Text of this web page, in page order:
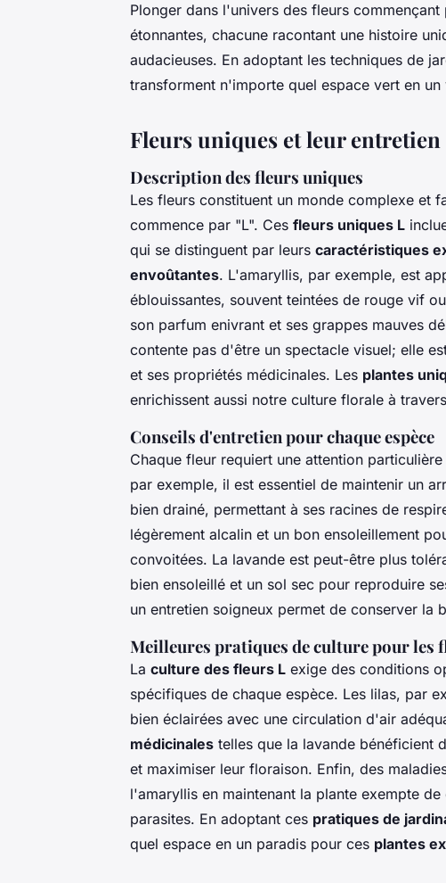
Plonger dans l'univers des fleurs commençant
étonnantes, chacune racontant une histoire
audacieuses. En adoptant les techniques de
transforment n'importe quel espace vert en
Fleurs uniques et leur entretien
Description des fleurs uniques
Les fleurs constituent un monde complexe et
commence par "L". Ces fleurs uniques L
qui se distinguent par leurs caractéristiques
envoûtantes. L'amaryllis, par exemple, est
éblouissantes, souvent teintées de rouge vif
son parfum enivrant et ses grappes mauves
contente pas d'être un spectacle visuel; elle
et ses propriétés médicinales. Les plantes
enrichissent aussi notre culture florale à
Conseils d'entretien pour chaque espèce
Chaque fleur requiert une attention
par exemple, il est essentiel de maintenir un
bien drainé, permettant à ses racines de
légèrement alcalin et un bon ensoleillement
convoitées. La lavande est peut-être plus
bien ensoleillé et un sol sec pour reproduire
un entretien soigneux permet de conserver la
Meilleures pratiques de culture pour les
La culture des fleurs L exige des conditions
spécifiques de chaque espèce. Les lilas, par
bien éclairées avec une circulation d'air
médicinales telles que la lavande bénéficient
et maximiser leur floraison. Enfin, des
l'amaryllis en maintenant la plante exempte
parasites. En adoptant ces pratiques de
quel espace en un paradis pour ces plantes